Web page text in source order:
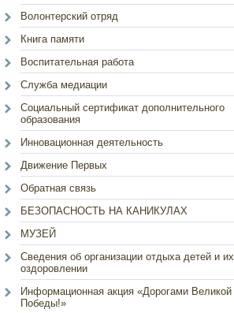
Волонтерский отряд
Книга памяти
Воспитательная работа
Служба медиации
Социальный сертификат дополнительного
образования
Инновационная деятельность
Движение Первых
Обратная связь
БЕЗОПАСНОСТЬ НА КАНИКУЛАХ
МУЗЕЙ
Сведения об организации отдыха детей и их
оздоровлении
Информационная акция «Дорогами Великой
Победы!»